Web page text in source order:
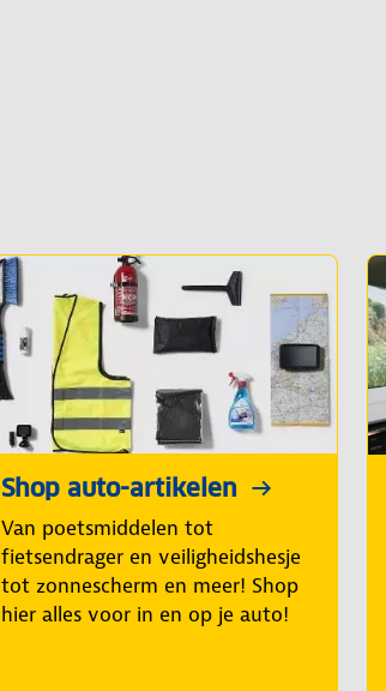
Shop auto-artikelen
Van poetsmiddelen tot
fietsendrager en veiligheidshesje
tot zonnescherm en meer! Shop
hier alles voor in en op je auto!